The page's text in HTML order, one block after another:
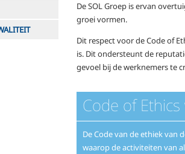
De SOL Groep is ervan
groei vormen.
Dit respect voor de Code of
is. Dit ondersteunt de
gevoel bij de werknemers te
Code of
De Code van de ethiek van
waarop de activiteiten van